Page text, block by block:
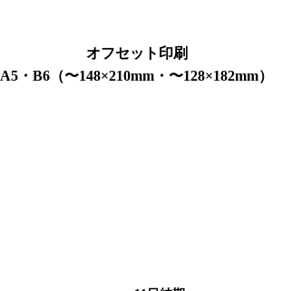
オフセット印刷
A5・B6（〜148×210mm・〜128×182mm）